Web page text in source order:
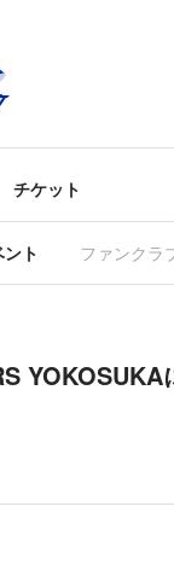
チケット
ト ファンクラ